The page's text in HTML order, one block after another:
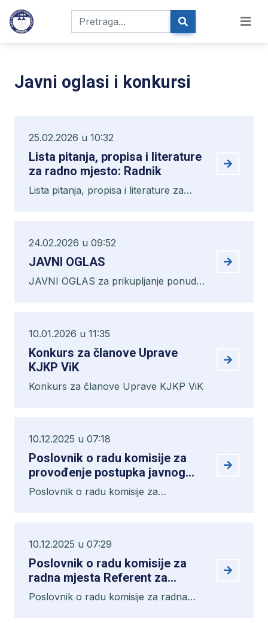
Javni oglasi i konkursi
25.02.2026 u 10:32
Lista pitanja, propisa i literature
za radno mjesto: Radnik
Lista pitanja, propisa i literature za
24.02.2026 u 09:52
JAVNI OGLAS
JAVNI OGLAS za prikupljanje ponuda
10.01.2026 u 11:35
Konkurs za članove Uprave
KJKP ViK
Konkurs za članove Uprave KJKP ViK
10.12.2025 u 07:18
Poslovnik o radu komisije za
provođenje postupka javnog
oglasa za prijem radnika za
za mrežu i priključke i projektant
vodovodnog i kanalizacionog
sistema
Poslovnik o radu komisije za
vodovodnom objektu , inžinjer za
mrežu i priključke i projektant
vodovodnog i kanalizacionog sistema
10.12.2025 u 07:29
Poslovnik o radu komisije za
radna mjesta Referent za
zastupanja i pravna pitanja,
Referent za naplatu III, Referent
Poslovnik o radu komisije za radna